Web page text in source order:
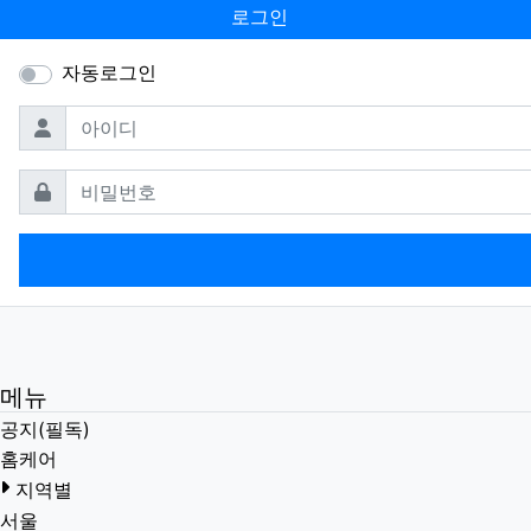
로그인
자동로그인
아이디
필수
비밀번호필수
메뉴
공지(필독)
홈케어
지역별
서울